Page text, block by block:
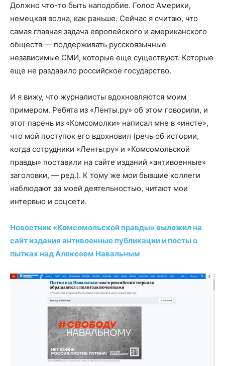
Должно что-то быть наподобие. Голос Америки,
немецкая волна, как раньше. Сейчас я считаю, что
самая главная задача европейского и американского
обществ — поддерживать русскоязычные
независимые СМИ, которые еще существуют. Которые
еще не раздавило российское государство.
И я вижу, что журналисты вдохновляются моим
примером. Ребята из «Ленты.ру» об этом говорили, и
этот парень из «Комсомолки» написал мне в «инсте»,
что мой поступок его вдохновил (речь об истории,
когда сотрудники «Ленты.ру» и «Комсомольской
правды» поставили на сайте изданий «антивоенные»
заголовки, — ред.). К тому же мои бывшие коллеги
наблюдают за моей деятельностью, читают мои
интервью и соцсети.
Новостник «Комсомольской правды» выложил на
сайт издания антивоенные публикации и посты о
пытках над Алексеем Навальным